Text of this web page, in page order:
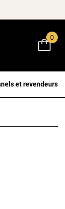
0
et revendeurs